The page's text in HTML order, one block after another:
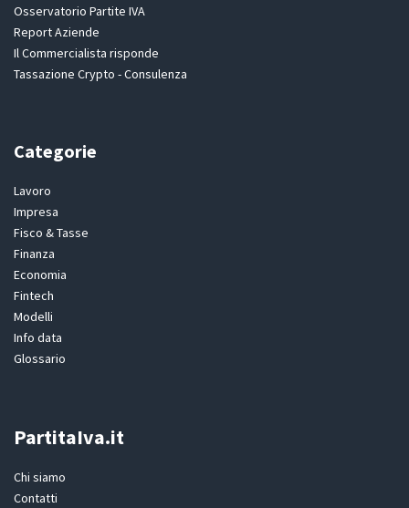
Osservatorio Partite IVA
Report Aziende
Il Commercialista risponde
Tassazione Crypto - Consulenza
Categorie
Lavoro
Impresa
Fisco & Tasse
Finanza
Economia
Fintech
Modelli
Info data
Glossario
PartitaIva.it
Chi siamo
Contatti